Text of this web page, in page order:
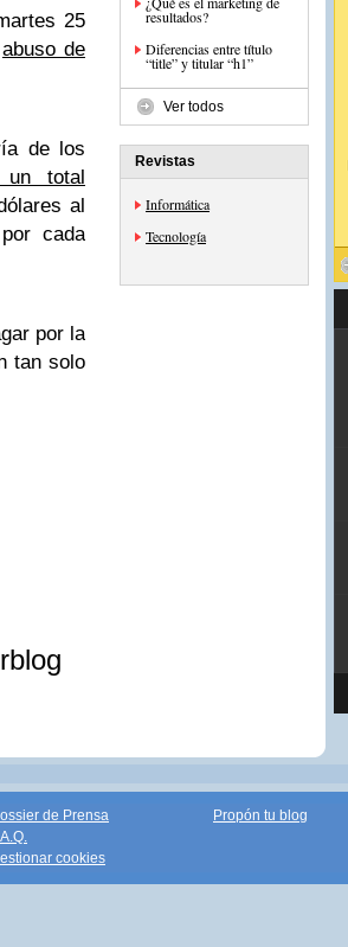
25
abuso de
de los
un total
al
cada
por la
tan solo
resultados?
Diferencias entre título
“title” y titular “h1”
Ver todos
Revistas
Informática
Tecnología
de Prensa
cookies
Propón tu blog